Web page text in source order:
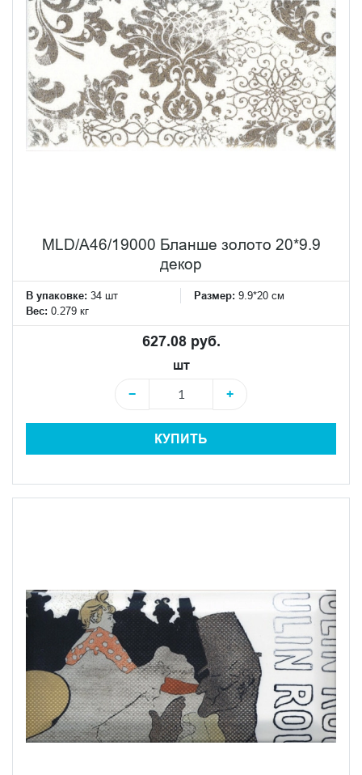
MLD/A46/19000 Бланше золото 20*9.9
декор
В упаковке: 34 шт Размер: 9.9*20 см
Вес: 0.279 кг
627.08 руб.
шт
−
+
КУПИТЬ